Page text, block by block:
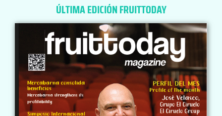
ÚLTIMA EDICIÓN FRUITTODAY